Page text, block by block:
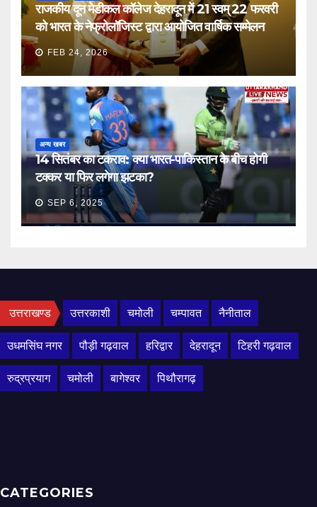
राजकीय दून मेडीकल कॉलेज देहरादून में 21 स्वम् 22 फरवरी
को भारत के नेफ्रोलॉजिस्ट द्वारा आयोजित वार्षिक सम्मेलन
FEB 24, 2026
अन्य खबर
14 सितंबर का टकराव: क्या भारत-पाकिस्तान के बीच होगी
टक्कर या फिर लगेगा झटका?
SEP 6, 2025
उत्तराखण्ड उत्तरकाशी चमोली चम्पावत नैनीताल
उधमसिंघ नगर पौड़ी गढ़वाल हरिद्वार देहरादून टिहरी गढ़वाल
रुद्रप्रयाग चमोली बागेश्वर पिथौरागढ़
CATEGORIES